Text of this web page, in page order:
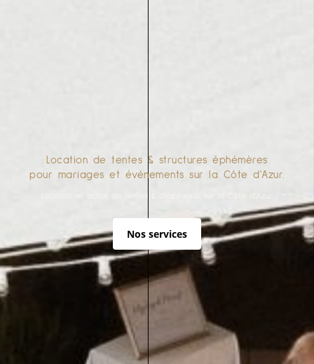
Location de tentes & structures éphémères
pour mariages et événements sur la Côte d'Azur.
Nos services